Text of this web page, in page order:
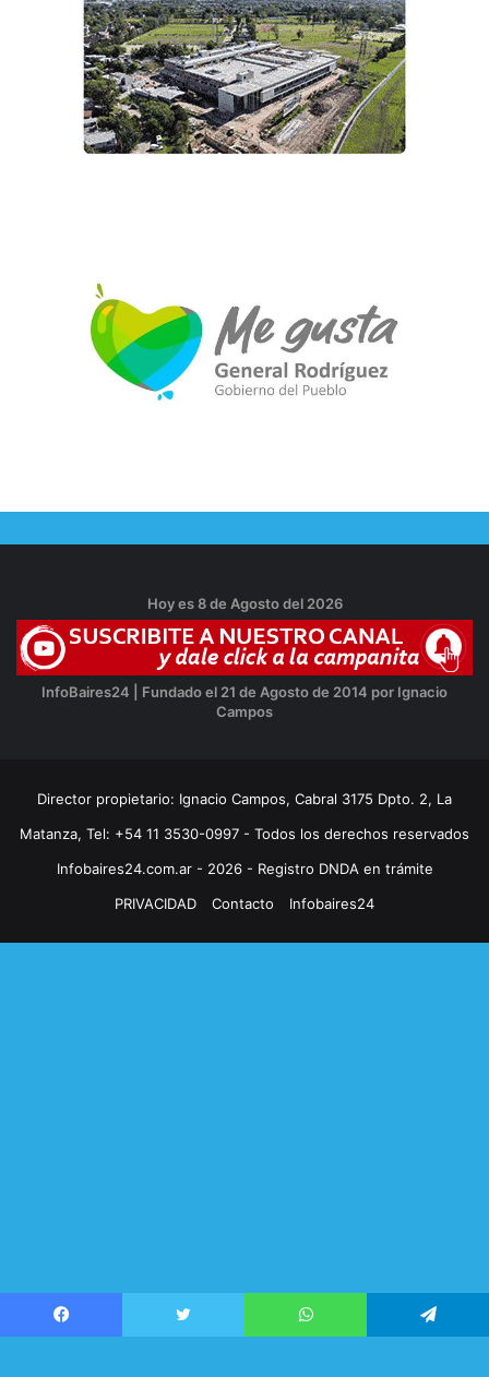
Hoy es 8 de Agosto del 2026
InfoBaires24 | Fundado el 21 de Agosto de 2014 por Ignacio
Campos
Director propietario: Ignacio Campos, Cabral 3175 Dpto. 2, La
Matanza, Tel: +54 11 3530-0997 - Todos los derechos reservados
Infobaires24.com.ar - 2026 - Registro DNDA en trámite
PRIVACIDAD
Contacto Infobaires24
Facebook WhatsApp Telegram